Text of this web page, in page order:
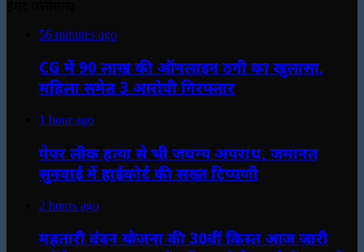
56 minutes ago
CG में 90 लाख की ऑनलाइन ठगी का खुलासा,
महिला समेत 3 आरोपी गिरफ्तार
1 hour ago
पेपर लीक हत्या से भी जघन्य अपराध, जमानत
सुनवाई में हाईकोर्ट की सख्त टिप्पणी
2 hours ago
महतारी वंदन योजना की 30वीं किस्त आज जारी